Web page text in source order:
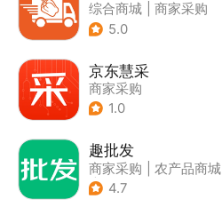
综合商城
商家采购
5.0
京东慧采
商家采购
1.0
趣批发
商家采购
农产品商城
| 返利
4.7